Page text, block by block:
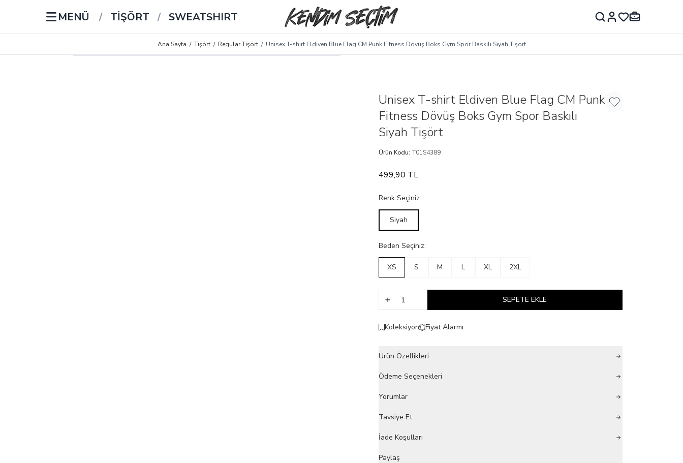
MENÜ / TİŞÖRT / SWEATSHIRT
Ana Sayfa / Tişört / Regular Tişört / Unisex T-shirt Eldiven Blue Flag CM Punk Fitness Dövüş Boks Gym Spor Baskılı Siyah Tişört
Unisex T-shirt Eldiven Blue Flag CM Punk
Fitness Dövüş Boks Gym Spor Baskılı
Siyah Tişört
Favoriye Ekle
Ürün Kodu: T01S4389
499,90 TL
Renk Seçiniz:
Siyah
Beden Seçiniz:
XS S M L XL 2XL
SEPETE EKLE
Koleksiyon Fiyat Alarmı
Ürün Özellikleri
Ödeme Seçenekleri
Yorumlar
Tavsiye Et
İade Koşulları
Paylaş